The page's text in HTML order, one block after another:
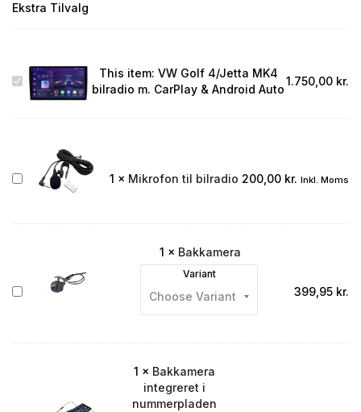
Ekstra Tilvalg
VW
Golf
CarPlay
Auto
This item: VW Golf 4/Jetta MK4
bilradio m. CarPlay & Android Auto
1.750,00 kr.
Mikrofon
1 × Mikrofon til bilradio 200,00 kr. Inkl. Moms
Bakkamera
1 × Bakkamera
Variant
399,95 kr.
1 × Bakkamera
integreret i
nummerpladen